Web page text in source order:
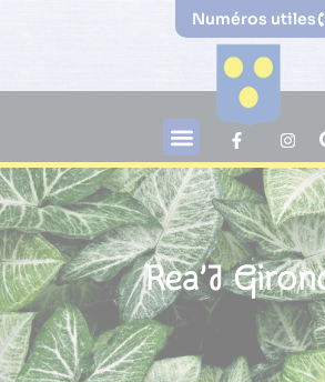
Numéros utiles
Rea’J